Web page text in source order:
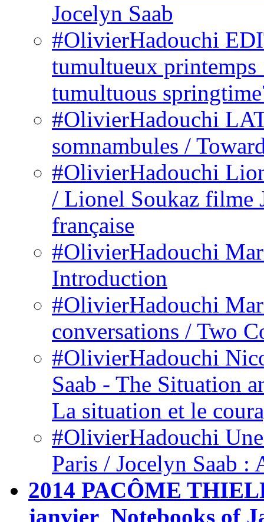
Jocelyn Saab
#OlivierHadouchi
tumultueux
tumultuous
#OlivierHadouchi
somnambules /
#OlivierHadouchi
/ Lionel Soukaz filme
française
#OlivierHadouchi
Introduction
#OlivierHadouchi
conversations / Two
#OlivierHadouchi
Saab - The Situation
La situation et le
#OlivierHadouchi
Paris / Jocelyn Saab :
2014 PACÔME
janvier_Notebooks of